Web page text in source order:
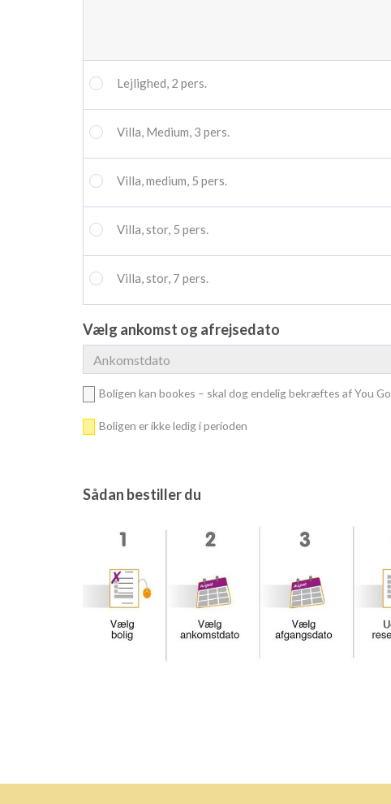
Lejlighed, 2 pers.
Villa, Medium, 3 pers.
Villa, medium, 5 pers.
Villa, stor, 5 pers.
Villa, stor, 7 pers.
Vælg ankomst og afrejsedato
Boligen kan bookes – skal dog endelig bekræftes af You Go
Boligen er ikke ledig i perioden
Sådan bestiller du